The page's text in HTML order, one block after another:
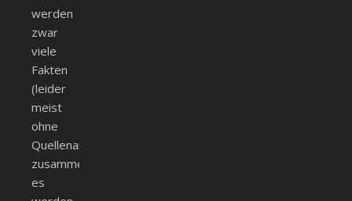
werden
zwar
viele
Fakten
(leider
meist
ohne
Quellenangabe)
zusammengetragen,
es